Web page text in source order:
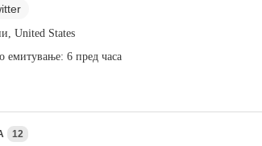
United States
емитување: 6 пред часа
12